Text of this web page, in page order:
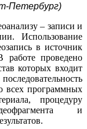
Петербург)
– записи и
Использование
в источник
проведено
которых входит
всех программных
процедуру
и